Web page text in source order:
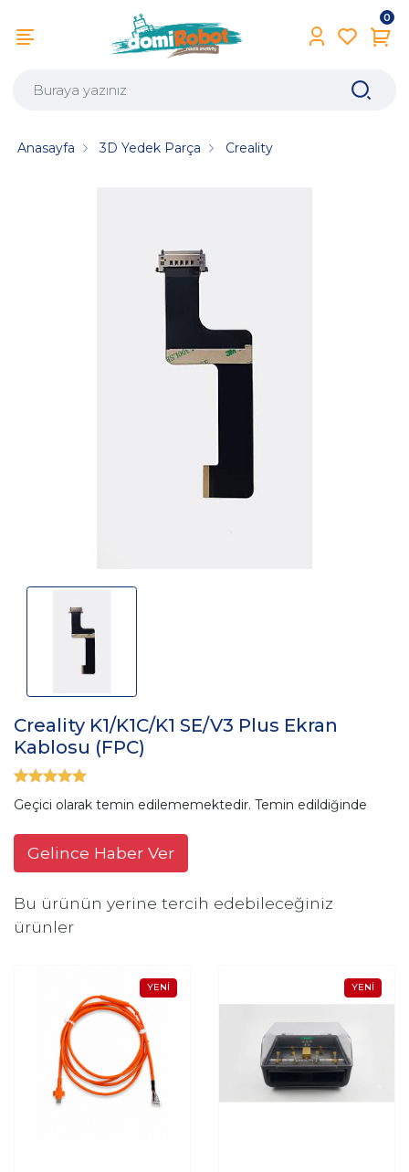
0
Anasayfa 3D Yedek Parça Creality
Creality K1/K1C/K1 SE/V3 Plus Ekran
Kablosu (FPC)
Geçici olarak temin edilememektedir. Temin edildiğinde
Gelince Haber Ver
Bu ürünün yerine tercih edebileceğiniz
ürünler